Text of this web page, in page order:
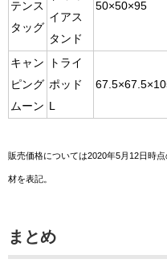
テンス
タッグ
イアス
タンド
50×50×95
キャン
ピング
ムーン
トライ
ポッド
販売価格については2020年5月12日時
材を表記。
まとめ